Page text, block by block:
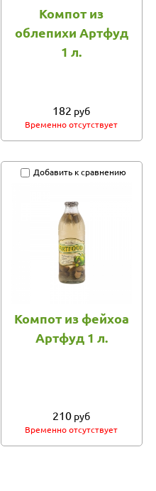
Компот из
облепихи Артфуд
1 л.
182 руб
Временно отсутствует
Добавить к сравнению
Компот из фейхоа
Артфуд 1 л.
210 руб
Временно отсутствует